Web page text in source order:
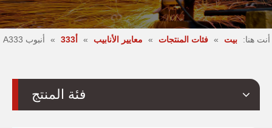
أنت هنا: بيت » فئات المنتجات » معايير الأنابيب »
» أنبوب A333
فئة المنتج